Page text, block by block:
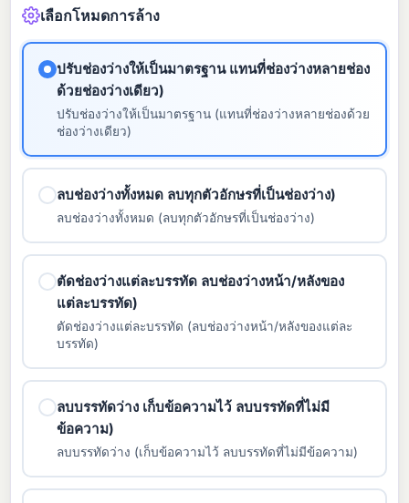
เลือกโหมดการล้าง
ปรับช่องว่างให้เป็นมาตรฐาน แทนที่ช่องว่างหลายช่อง
ด้วยช่องว่างเดียว)
ปรับช่องว่างให้เป็นมาตรฐาน (แทนที่ช่องว่างหลายช่องด้วย
ช่องว่างเดียว)
ลบช่องว่างทั้งหมด ลบทุกตัวอักษรที่เป็นช่องว่าง)
ลบช่องว่างทั้งหมด (ลบทุกตัวอักษรที่เป็นช่องว่าง)
ตัดช่องว่างแต่ละบรรทัด ลบช่องว่างหน้า/หลังของ
แต่ละบรรทัด)
ตัดช่องว่างแต่ละบรรทัด (ลบช่องว่างหน้า/หลังของแต่ละ
บรรทัด)
ลบบรรทัดว่าง เก็บข้อความไว้ ลบบรรทัดที่ไม่มี
ข้อความ)
ลบบรรทัดว่าง (เก็บข้อความไว้ ลบบรรทัดที่ไม่มีข้อความ)